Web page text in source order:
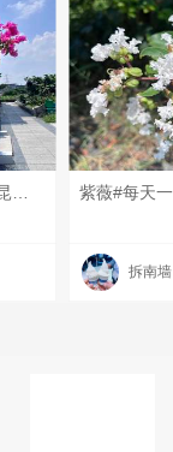
三角梅#每天一条昆友圈# #我的碎碎念# #昆山有哪些美景？# #6月的昆山#
拆南墙